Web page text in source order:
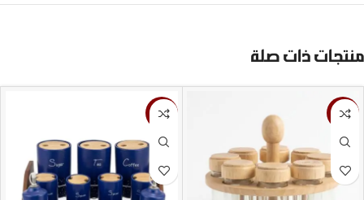
منتجات ذات صلة
-20%
-15%